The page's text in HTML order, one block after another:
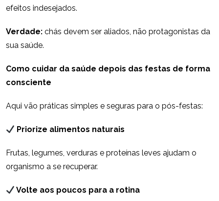
efeitos indesejados.
Verdade: chás devem ser aliados, não protagonistas da
sua saúde.
Como cuidar da saúde depois das festas de forma
consciente
Aqui vão práticas simples e seguras para o pós-festas:
Priorize alimentos naturais
Frutas, legumes, verduras e proteínas leves ajudam o
organismo a se recuperar.
Volte aos poucos para a rotina